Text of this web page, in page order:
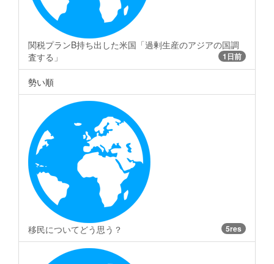
関税プランB持ち出した米国「過剰生産のアジアの国調
査する」
1日前
勢い順
移民についてどう思う？ 5res